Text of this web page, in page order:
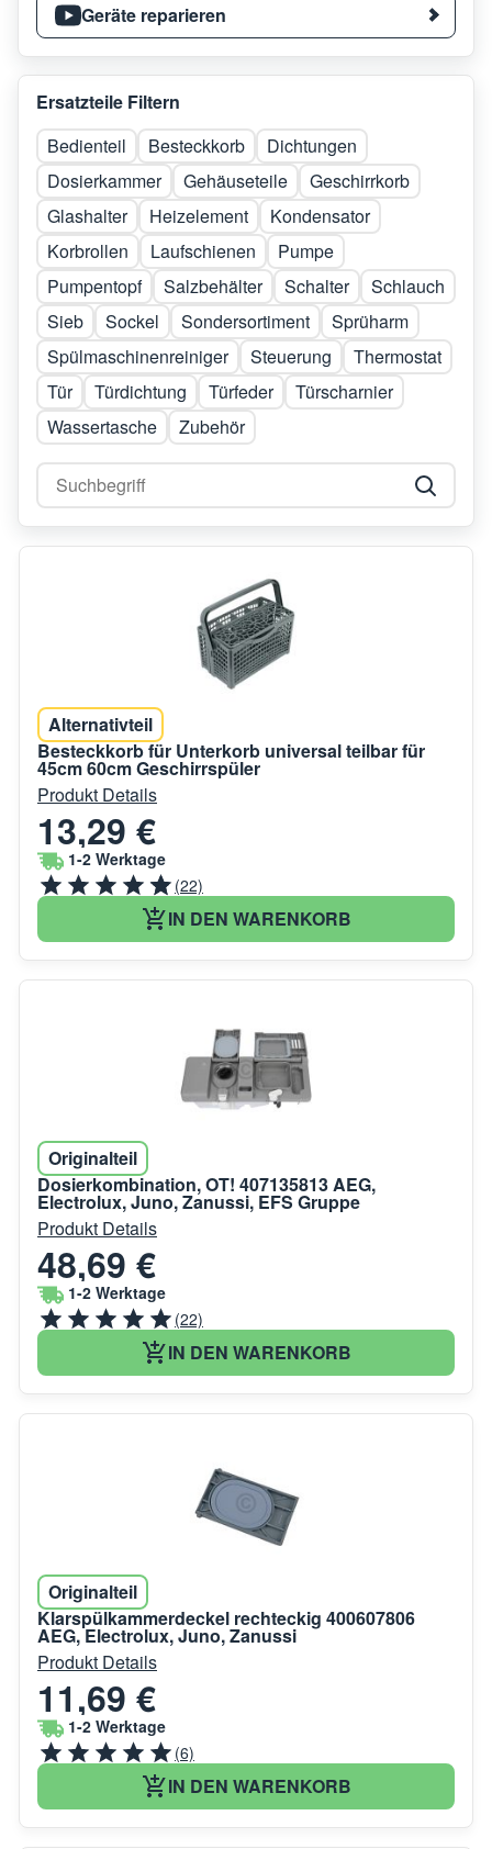
Geräte reparieren
Ersatzteile Filtern
Bedienteil
Besteckkorb
Dichtungen
Dosierkammer
Gehäuseteile
Geschirrkorb
Glashalter
Heizelement
Kondensator
Korbrollen
Laufschienen
Pumpe
Pumpentopf
Salzbehälter Schalter
Schlauch
Sieb
Sockel Sondersortiment
Sprüharm
Spülmaschinenreiniger
Steuerung
Thermostat
Tür
Türdichtung Türfeder
Türscharnier
Wassertasche
Zubehör
Alternativteil
Besteckkorb für Unterkorb universal teilbar für
45cm 60cm Geschirrspüler
Produkt Details
13,29 €
1-2 Werktage
(22)
IN DEN WARENKORB
Originalteil
Dosierkombination, OT! 407135813 AEG,
Electrolux, Juno, Zanussi, EFS Gruppe
Produkt Details
48,69 €
1-2 Werktage
(22)
IN DEN WARENKORB
Originalteil
Klarspülkammerdeckel rechteckig 400607806
AEG, Electrolux, Juno, Zanussi
Produkt Details
11,69 €
1-2 Werktage
(6)
IN DEN WARENKORB